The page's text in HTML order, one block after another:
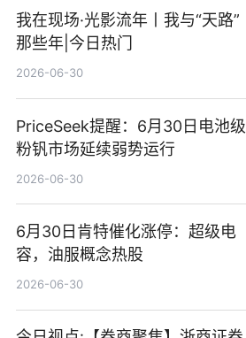
我在现场·光影流年丨我与“天路”
那些年|今日热门
2026-06-30
PriceSeek提醒：6月30日电池级
粉钒市场延续弱势运行
2026-06-30
6月30日肯特催化涨停：超级电
容，油服概念热股
2026-06-30